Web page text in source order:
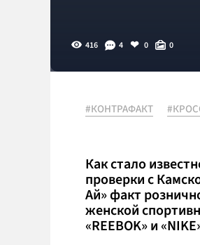
416 4 0 0
#КОНТРАФАКТ
Как стало
проверки с
Ай» факт
женской
«REEBOK» и